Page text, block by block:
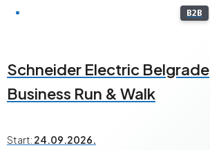
B2B
Schneider Electric Belgrade
Business Run & Walk
Start: 24.09.2026.